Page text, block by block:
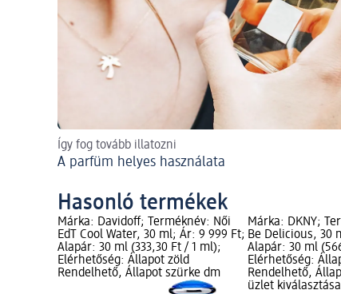
Így fog tovább illatozni
A parfüm helyes használata
Hasonló termékek
Márka: Davidoff; Terméknév: Női
EdT Cool Water, 30 ml; Ár: 9 999 Ft;
Alapár: 30 ml (333,30 Ft / 1 ml);
Elérhetőség: Állapot zöld
Rendelhető, Állapot szürke dm
Márka: DKNY;
Be Delicious, 30
Alapár: 30 ml
Elérhetőség:
Rendelhető,
üzlet kiválasztása